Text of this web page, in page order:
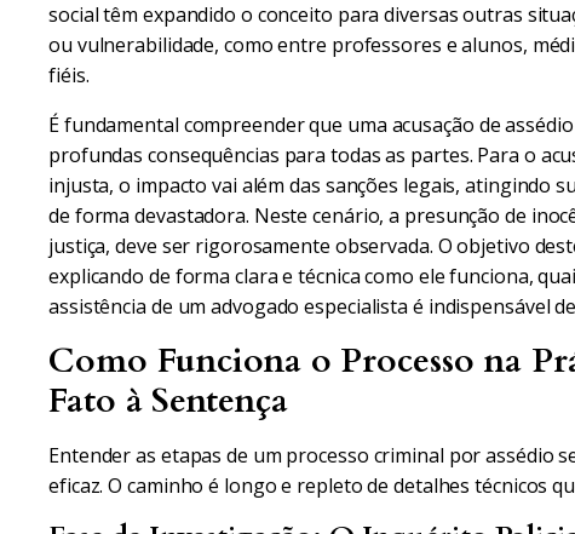
social têm expandido o conceito para diversas outras
ou vulnerabilidade, como entre professores e alunos,
fiéis.
É fundamental compreender que uma acusação de
profundas consequências para todas as partes. Para o
injusta, o impacto vai além das sanções legais, atingindo
de forma devastadora. Neste cenário, a presunção de
justiça, deve ser rigorosamente observada. O objetivo
explicando de forma clara e técnica como ele funciona,
assistência de um advogado especialista é indispensável
Como Funciona o Processo na
Fato à Sentença
Entender as etapas de um processo criminal por assédio
eficaz. O caminho é longo e repleto de detalhes técnicos